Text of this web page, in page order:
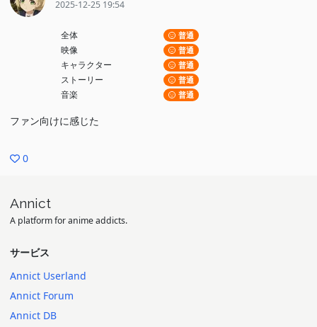
2025-12-25 19:54
全体 普通
映像 普通
キャラクター 普通
ストーリー 普通
音楽 普通
ファン向けに感じた
0
Annict
A platform for anime addicts.
サービス
Annict Userland
Annict Forum
Annict DB